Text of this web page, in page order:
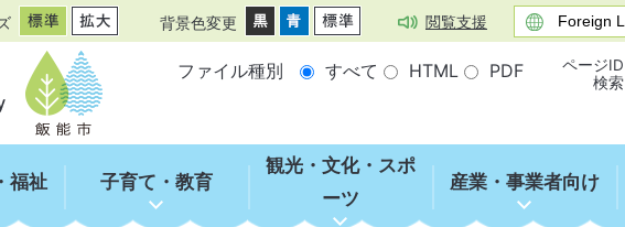
背景色変更 閲覧支援
ファイル種別 すべて HTML PDF
ページID
検索
福祉 子育て・教育
観光・文化・スポ
ーツ
産業・事業者向け